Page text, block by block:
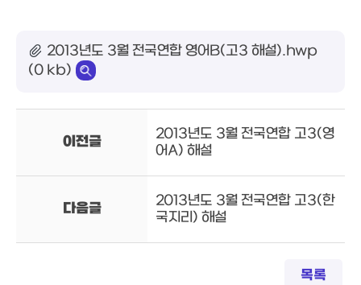
2013년도 3월 전국연합 영어B(고3 해설).hwp
(0 kb)
이전글
2013년도 3월 전국연합 고3(영
어A) 해설
다음글
2013년도 3월 전국연합 고3(한
국지리) 해설
목록